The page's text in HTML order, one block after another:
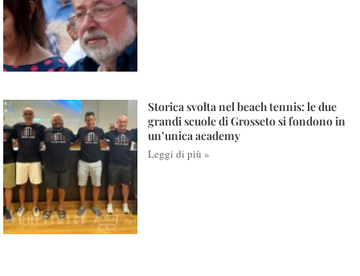
Storica svolta nel beach tennis: le due
grandi scuole di Grosseto si fondono in
un’unica academy
Leggi di più »